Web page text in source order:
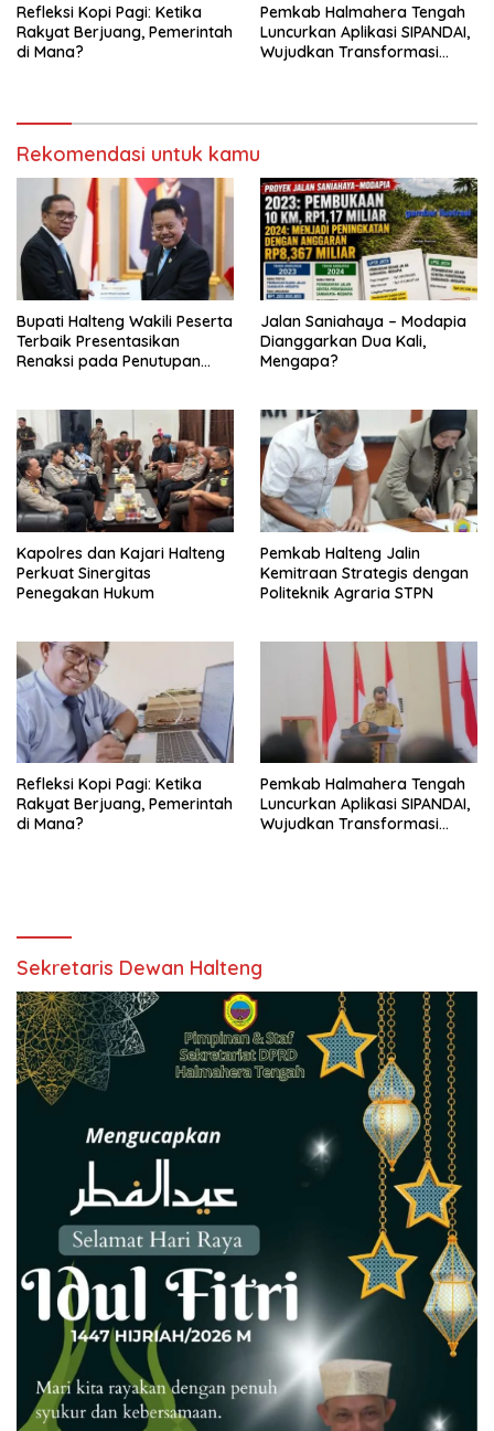
Refleksi Kopi Pagi: Ketika
Rakyat Berjuang, Pemerintah
di Mana?
Pemkab Halmahera Tengah
Luncurkan Aplikasi SIPANDAI,
Wujudkan Transformasi
Rekomendasi untuk kamu
Bupati Halteng Wakili Peserta
Terbaik Presentasikan
Renaksi pada Penutupan
Jalan Saniahaya – Modapia
Dianggarkan Dua Kali,
Mengapa?
Kapolres dan Kajari Halteng
Perkuat Sinergitas
Penegakan Hukum
Pemkab Halteng Jalin
Kemitraan Strategis dengan
Politeknik Agraria STPN
Refleksi Kopi Pagi: Ketika
Rakyat Berjuang, Pemerintah
di Mana?
Pemkab Halmahera Tengah
Luncurkan Aplikasi SIPANDAI,
Wujudkan Transformasi
Sekretaris Dewan Halteng